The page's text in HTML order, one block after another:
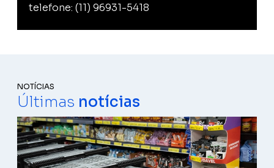
telefone: (11) 96931-5418
NOTÍCIAS
Últimas notícias